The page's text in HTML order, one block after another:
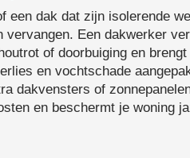
een dak dat zijn isolerende
Een dakwerker
of doorbuiging en
en vochtschade
dakvensters of
en beschermt je woning